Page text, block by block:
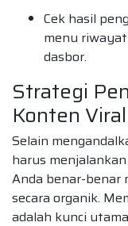
Cek hasil
menu
dasbor.
Strategi
Konten Viral
Selain
harus
Anda benar-benar
secara organik.
adalah kunci